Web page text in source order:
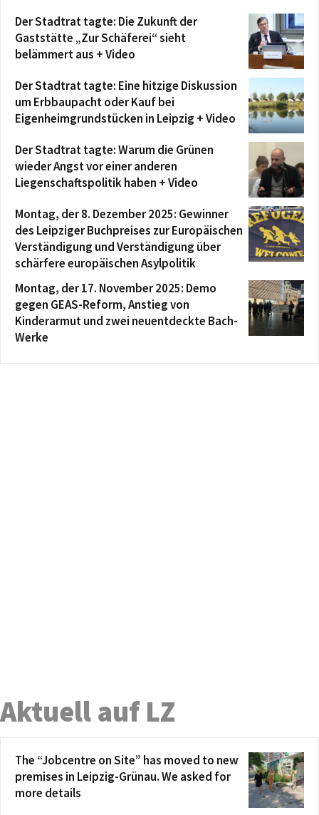
Der Stadtrat tagte: Die Zukunft der
Gaststätte „Zur Schäferei“ sieht
belämmert aus + Video
Der Stadtrat tagte: Eine hitzige Diskussion
um Erbbaupacht oder Kauf bei
Eigenheimgrundstücken in Leipzig + Video
Der Stadtrat tagte: Warum die Grünen
wieder Angst vor einer anderen
Liegenschaftspolitik haben + Video
Montag, der 8. Dezember 2025: Gewinner
des Leipziger Buchpreises zur Europäischen
Verständigung und Verständigung über
schärfere europäischen Asylpolitik
Montag, der 17. November 2025: Demo
gegen GEAS-Reform, Anstieg von
Kinderarmut und zwei neuentdeckte Bach-
Werke
Aktuell auf LZ
The “Jobcentre on Site” has moved to new
premises in Leipzig-Grünau. We asked for
more details